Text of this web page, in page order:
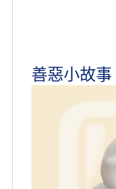
善惡小故事